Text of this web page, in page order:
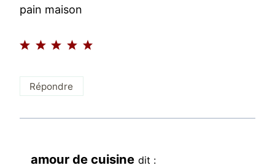
pain maison
Répondre
amour de cuisine dit :